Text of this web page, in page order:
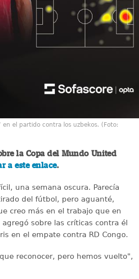
en el partido contra los uzbekos. (Foto:
la Copa del Mundo United
a este enlace.
una semana oscura. Parecía
del fútbol, pero aguanté,
creo más en el trabajo que en
sobre las críticas contra él
en el empate contra RD Congo.
reconocer, pero hemos vuelto",